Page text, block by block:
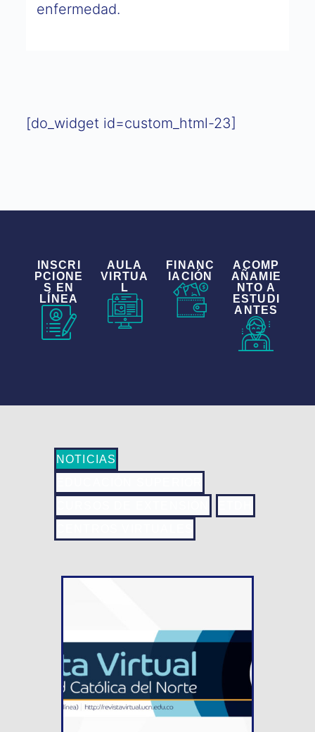
enfermedad.
[do_widget id=custom_html-23]
INSCRI
PCIONE
S EN
LÍNEA
AULA
VIRTUA
L
FINANC
IACIÓN
ACOMP
AÑAMIE
NTO A
ESTUDI
ANTES
NOTICIAS